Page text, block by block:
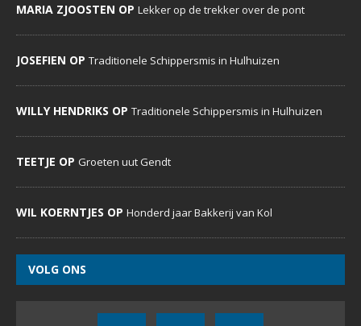
MARIA ZJOOSTEN OP Lekker op de trekker over de pont
JOSEFIEN OP Traditionele Schippersmis in Hulhuizen
WILLY HENDRIKS OP Traditionele Schippersmis in Hulhuizen
TEETJE OP Groeten uut Gendt
WIL KOERNTJES OP Honderd jaar Bakkerij van Kol
VOLG ONS